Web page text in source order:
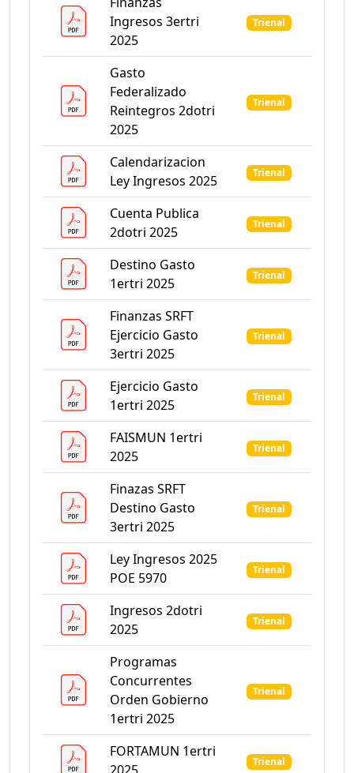
Ingresos 3ertri
2025
Trienal
Gasto
Federalizado
Reintegros 2dotri
2025
Trienal
Calendarizacion
Ley Ingresos 2025
Trienal
Cuenta Publica
2dotri 2025
Trienal
Destino Gasto
1ertri 2025
Trienal
Finanzas SRFT
Ejercicio Gasto
3ertri 2025
Trienal
Ejercicio Gasto
1ertri 2025
Trienal
FAISMUN 1ertri
2025
Trienal
Finazas SRFT
Destino Gasto
3ertri 2025
Trienal
Ley Ingresos 2025
POE 5970
Trienal
Ingresos 2dotri
2025
Trienal
Programas
Concurrentes
Orden Gobierno
1ertri 2025
Trienal
FORTAMUN 1ertri
Trienal